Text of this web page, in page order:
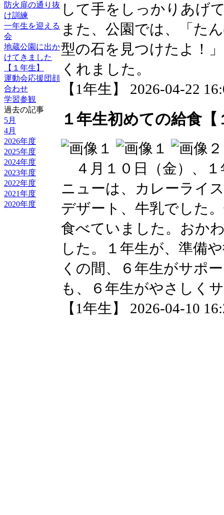
防火扉の通り抜
け訓練
一年生を迎える
会
地蔵公園に出か
けてきました
【１年生】
運動会応援団顔
合わせ
学習参観
過去の記事
5月
4月
2026年度
2025年度
2024年度
2023年度
2022年度
2021年度
2020年度
して手をしっかりあげ
また、公園では、「た
型の石を見つけたよ！
くれました。
【1年生】 2026-04-22
１年生初めての給食
４月１０日（金）、
ニューは、カレーライ
デザート、牛乳でした
食べていました。おか
した。１年生が、準備
くの間、６年生がサポ
も、６年生がやさしく
【1年生】 2026-04-10